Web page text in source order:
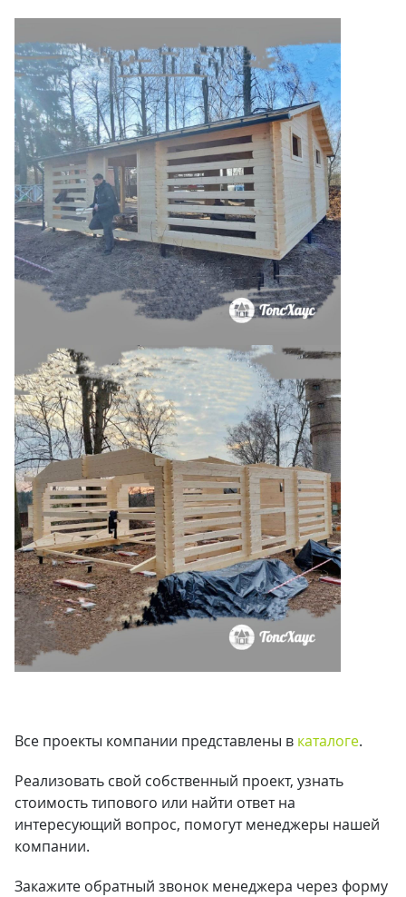
Все проекты компании представлены в каталоге.
Реализовать свой собственный проект, узнать
стоимость типового или найти ответ на
интересующий вопрос, помогут менеджеры нашей
компании.
Закажите обратный звонок менеджера через форму